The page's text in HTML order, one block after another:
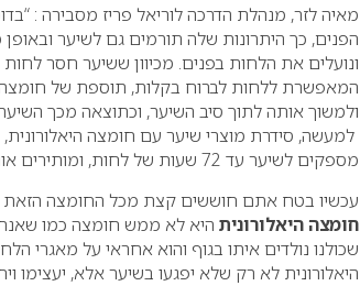
מאיה לזר, מנהלת הדרכה לוריאל פריז מסבירה :
הפנים, כך היתרונות שלה תורמים גם לשיער
ונועלים את הלחות בפנים. מכיוון ששיער חסר
המאפשרת ללחות לברוח בקלות, תוספת של חומצה
ולמשוך אותה לתוך סיב השיער, וכתוצאה מכך
למעשה, סידרת מוצרי שיער עם חומצה
מספקים לשיער עד 72 שעות של לחות, ומותירים אותו מלא בלחות.
עכשיו בטח אתם חוששים קצת מכל החומצה הזאת
חומצה היאלורונית היא לא ממש חומצה כמו
שכולנו נולדים איתו בגוף והוא אחראי על מאגרי
היאלורונית לא רק שלא יפגעו בשיער אלא, יעצימו